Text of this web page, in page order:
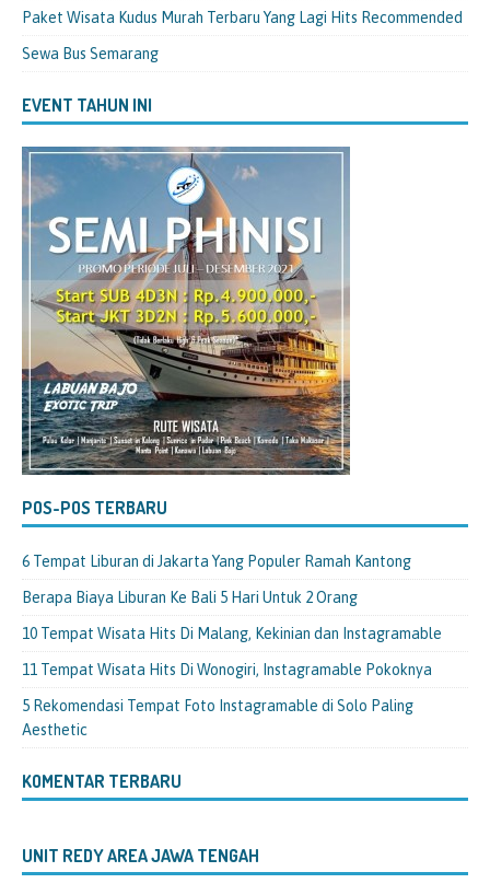
Paket Wisata Kudus Murah Terbaru Yang Lagi Hits Recommended
Sewa Bus Semarang
EVENT TAHUN INI
POS-POS TERBARU
6 Tempat Liburan di Jakarta Yang Populer Ramah Kantong
Berapa Biaya Liburan Ke Bali 5 Hari Untuk 2 Orang
10 Tempat Wisata Hits Di Malang, Kekinian dan Instagramable
11 Tempat Wisata Hits Di Wonogiri, Instagramable Pokoknya
5 Rekomendasi Tempat Foto Instagramable di Solo Paling
Aesthetic
KOMENTAR TERBARU
UNIT REDY AREA JAWA TENGAH